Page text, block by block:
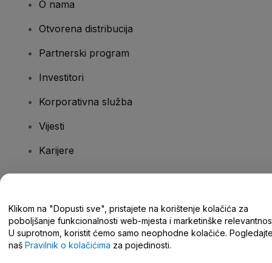
O nama
Otvorena distribucija
Partnerski program
Investitori
Korporativna služba
Vijesti
Karijere
Centar za pomoć/kontaktirajte nas
Klikom na "Dopusti sve", pristajete na korištenje kolačića za
poboljšanje funkcionalnosti web-mjesta i marketinške
U suprotnom, koristit ćemo samo neophodne kolačiće.
naš Pravilnik o kolačićima za pojedinosti.